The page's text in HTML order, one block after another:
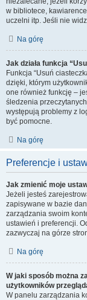
w bibliotece,
uczelni itp. Jeśli nie
Na górę
Jak działa funkcja
Funkcja “Usuń
dzięki, którym
one również funkcję –
śledzenia
występują problemy z
być pomocne.
Na górę
Preferencje i
Jak zmienić moje
Jeżeli jesteś
zapisywane w bazie
zarządzania swoim
ustawień i preferencji.
zazwyczaj na górze
Na górę
W jaki sposób można
użytkowników
W panelu zarządzania